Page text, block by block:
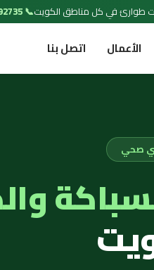
📞 97692735
الأعمال اتصل بنا
صحي